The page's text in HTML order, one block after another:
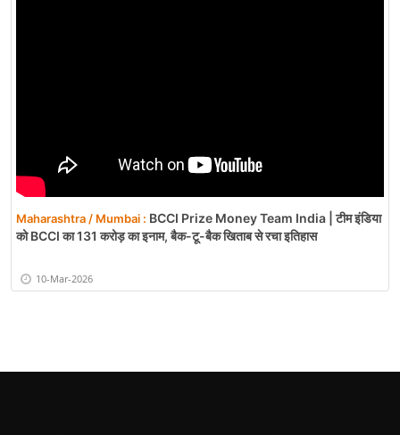
Maharashtra / Mumbai : BCCI Prize Money Team India | टीम इंडिया
को BCCI का 131 करोड़ का इनाम, बैक-टू-बैक खिताब से रचा इतिहास
10-Mar-2026